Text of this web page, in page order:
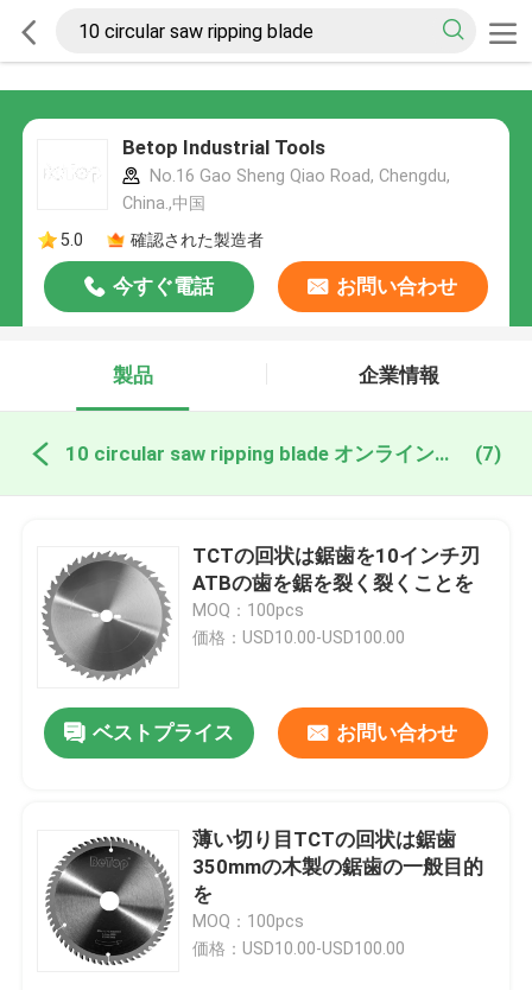
Betop Industrial Tools
No.16 Gao Sheng Qiao Road, Chengdu,
China.,中国
5.0
確認された製造者
今すぐ電話 お問い合わせ
製品 企業情報
10 circular saw ripping blade オンライン製造 (7)
TCTの回状は鋸歯を10インチ刃
ATBの歯を鋸を裂く裂くことを
MOQ：100pcs
価格：USD10.00-USD100.00
ベストプライス お問い合わせ
薄い切り目TCTの回状は鋸歯
350mmの木製の鋸歯の一般目的
を
MOQ：100pcs
価格：USD10.00-USD100.00